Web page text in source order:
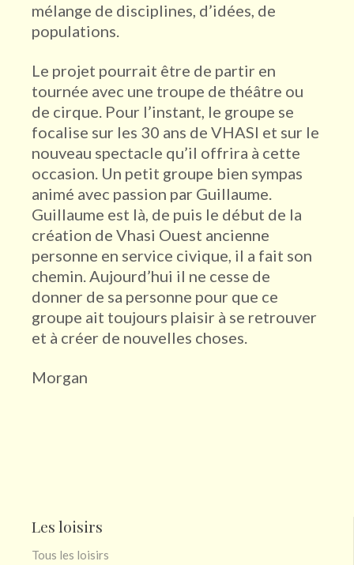
Les loisirs
Tous les loisirs
mélange de disciplines, d’idées, de
populations.
Le projet pourrait être de partir en
tournée avec une troupe de théâtre ou
de cirque. Pour l’instant, le groupe se
focalise sur les 30 ans de VHASI et sur le
nouveau spectacle qu’il offrira à cette
occasion. Un petit groupe bien sympas
animé avec passion par Guillaume.
Guillaume est là, de puis le début de la
création de Vhasi Ouest ancienne
personne en service civique, il a fait son
chemin. Aujourd’hui il ne cesse de
donner de sa personne pour que ce
groupe ait toujours plaisir à se retrouver
et à créer de nouvelles choses.
Morgan